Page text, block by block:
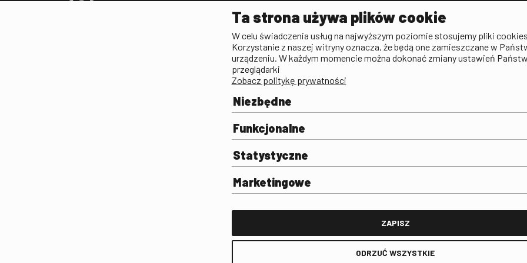
Biogramy.pl. Polski Portal
Filmoteka Szkolna
Olimpiada Wiedzy o Filmie i
Komunikacji Społecznej
Repozytorium Cyfrowe
Wynajem przestrzeni FINA
Aktualności
Publicystyka filmowa
Deklaracja dostępności
Polityka antykorupcyjna
Praca w FINA
Ta strona używa plików cookie
W celu świadczenia usług na najwyższym poziomie stosujemy pliki cookies.
Korzystanie z naszej witryny oznacza, że będą one zamieszczane w
urządzeniu. W każdym momencie można dokonać zmiany ustawień
przeglądarki
Zobacz politykę prywatności
Niezbędne
Funkcjonalne
Statystyczne
Marketingowe
ZAPISZ
ODRZUĆ WSZYSTKIE